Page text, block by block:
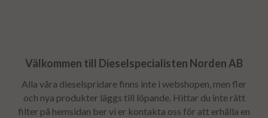
Välkommen till Dieselspecialisten Norden AB
Alla våra dieselspridare finns inte i webshopen, men fler
och nya produkter läggs till löpande. Hittar du inte rätt
filter på hemsidan ber vi er kontakta oss för att erhålla en